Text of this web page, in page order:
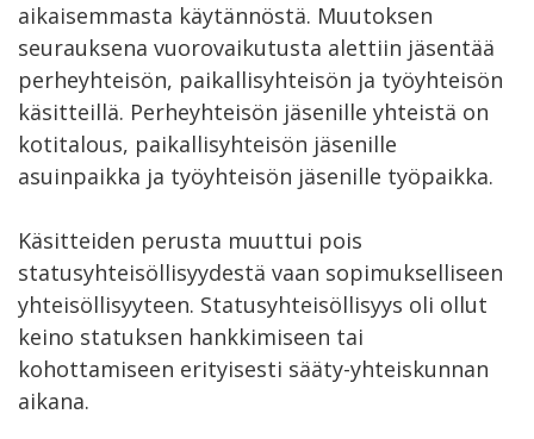
aikaisemmasta käytännöstä. Muutoksen
seurauksena vuorovaikutusta alettiin jäsentää
perheyhteisön, paikallisyhteisön ja työyhteisön
käsitteillä. Perheyhteisön jäsenille yhteistä on
kotitalous, paikallisyhteisön jäsenille
asuinpaikka ja työyhteisön jäsenille työpaikka.
Käsitteiden perusta muuttui pois
statusyhteisöllisyydestä vaan sopimukselliseen
yhteisöllisyyteen. Statusyhteisöllisyys oli ollut
keino statuksen hankkimiseen tai
kohottamiseen erityisesti sääty-yhteiskunnan
aikana.